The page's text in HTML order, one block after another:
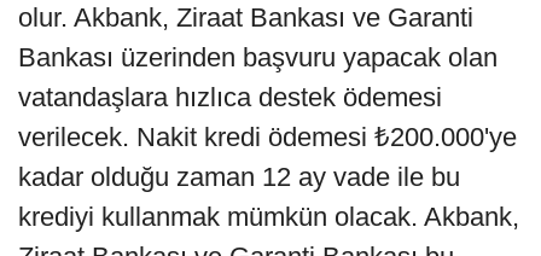
olur. Akbank, Ziraat Bankası ve Garanti
Bankası üzerinden başvuru yapacak olan
vatandaşlara hızlıca destek ödemesi
verilecek. Nakit kredi ödemesi ₺200.000'ye
kadar olduğu zaman 12 ay vade ile bu
krediyi kullanmak mümkün olacak. Akbank,